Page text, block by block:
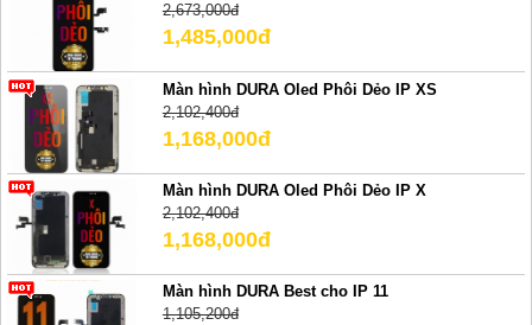
2,673,000đ
1,485,000đ
Màn hình DURA Oled Phôi Dẻo IP XS
2,102,400đ
1,168,000đ
Màn hình DURA Oled Phôi Dẻo IP X
2,102,400đ
1,168,000đ
Màn hình DURA Best cho IP 11
1,105,200đ